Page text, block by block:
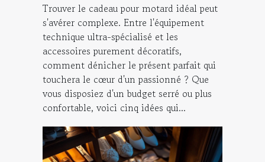
Trouver le cadeau pour motard idéal peut
s'avérer complexe. Entre l'équipement
technique ultra-spécialisé et les
accessoires purement décoratifs,
comment dénicher le présent parfait qui
touchera le cœur d'un passionné ? Que
vous disposiez d'un budget serré ou plus
confortable, voici cinq idées qui...